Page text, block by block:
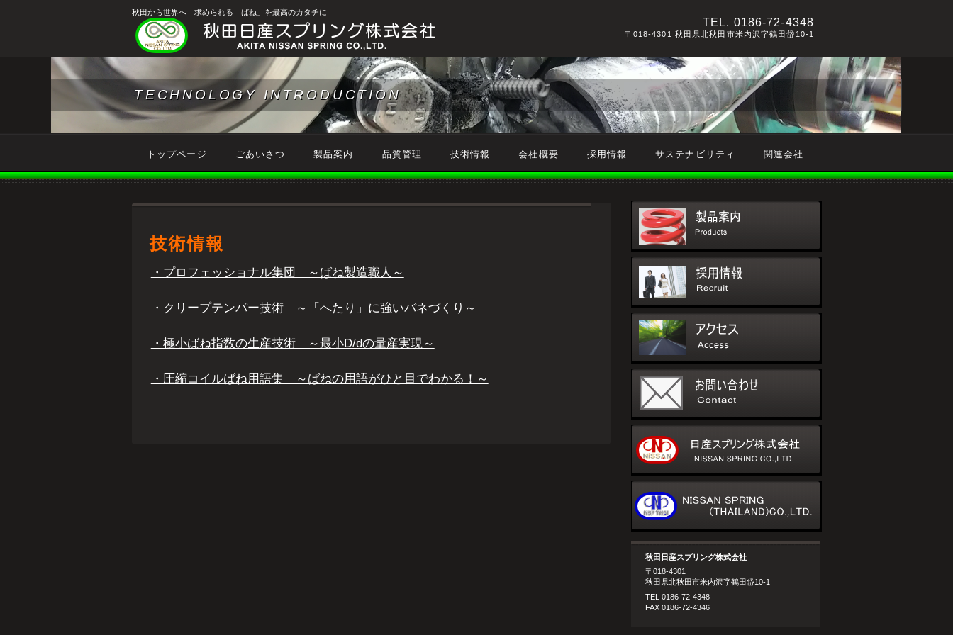
秋田から世界へ 求められる「ばね」を最高のカタチに
TEL. 0186-72-4348
〒018-4301 秋田県北秋田市米内沢字鶴田岱10-1
TECHNOLOGY INTRODUCTION
技術情報
・プロフェッショナル集団 ～ばね製造職人～
・クリープテンパー技術 ～「へたり」に強いバネづくり～
・極小ばね指数の生産技術 ～最小D/dの量産実現～
・圧縮コイルばね用語集 ～ばねの用語がひと目でわかる！～
トップページ ごあいさつ 製品案内 品質管理 技術情報 会社概要 採用情報 サステナビリティ 関連会社
秋田日産スプリング株式会社
〒018-4301
秋田県北秋田市米内沢字鶴田岱10-1
TEL 0186-72-4348
FAX 0186-72-4346